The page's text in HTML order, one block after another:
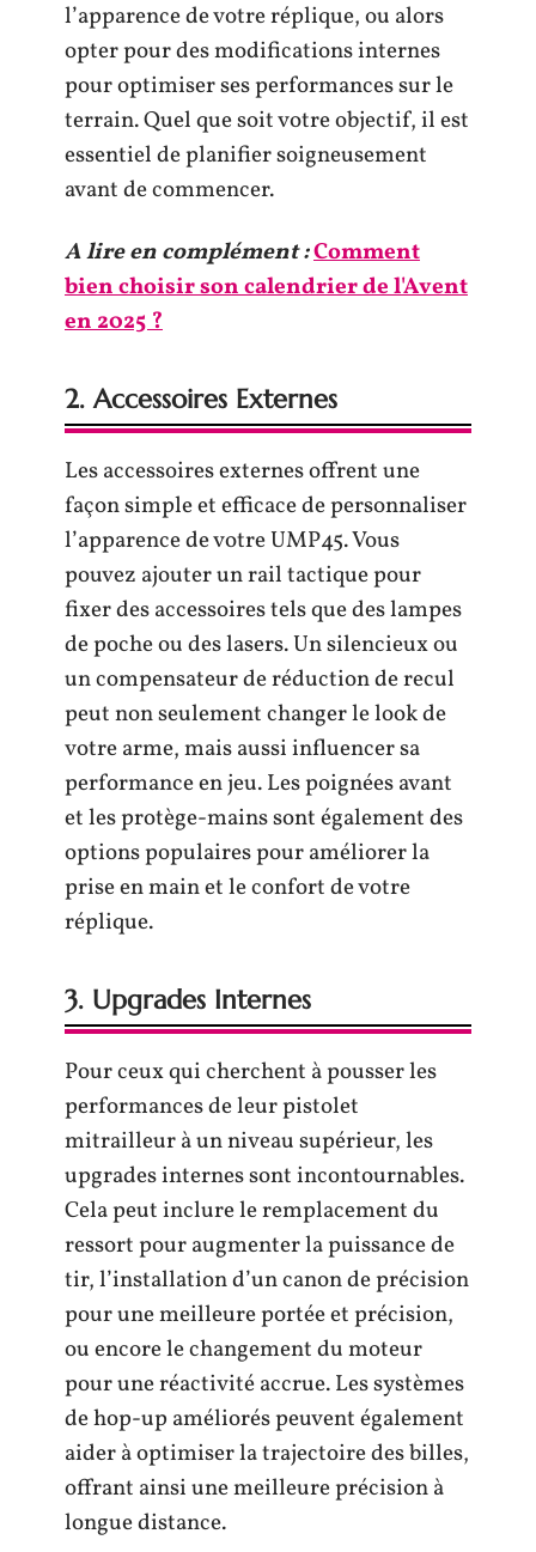
l’apparence de votre réplique, ou alors
opter pour des modifications internes
pour optimiser ses performances sur le
terrain. Quel que soit votre objectif, il est
essentiel de planifier soigneusement
avant de commencer.
A lire en complément :Comment
bien choisir son calendrier de l'Avent
en 2025 ?
2. Accessoires Externes
Les accessoires externes offrent une
façon simple et efficace de personnaliser
l’apparence de votre UMP45. Vous
pouvez ajouter un rail tactique pour
fixer des accessoires tels que des lampes
de poche ou des lasers. Un silencieux ou
un compensateur de réduction de recul
peut non seulement changer le look de
votre arme, mais aussi influencer sa
performance en jeu. Les poignées avant
et les protège-mains sont également des
options populaires pour améliorer la
prise en main et le confort de votre
réplique.
3. Upgrades Internes
Pour ceux qui cherchent à pousser les
performances de leur pistolet
mitrailleur à un niveau supérieur, les
upgrades internes sont incontournables.
Cela peut inclure le remplacement du
ressort pour augmenter la puissance de
tir, l’installation d’un canon de précision
pour une meilleure portée et précision,
ou encore le changement du moteur
pour une réactivité accrue. Les systèmes
de hop-up améliorés peuvent également
aider à optimiser la trajectoire des billes,
offrant ainsi une meilleure précision à
longue distance.